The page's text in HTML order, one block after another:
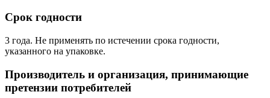
Срок годности
3 года. Не применять по истечении срока годности,
указанного на упаковке.
Производитель и организация, принимающие
претензии потребителей